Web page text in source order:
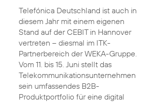
Telefónica Deutschland ist auch in
diesem Jahr mit einem eigenen
Stand auf der CEBIT in Hannover
vertreten – diesmal im ITK-
Partnerbereich der WEKA-Gruppe.
Vom 11. bis 15. Juni stellt das
Telekommunikationsunternehmen
sein umfassendes B2B-
Produktportfolio für eine digital